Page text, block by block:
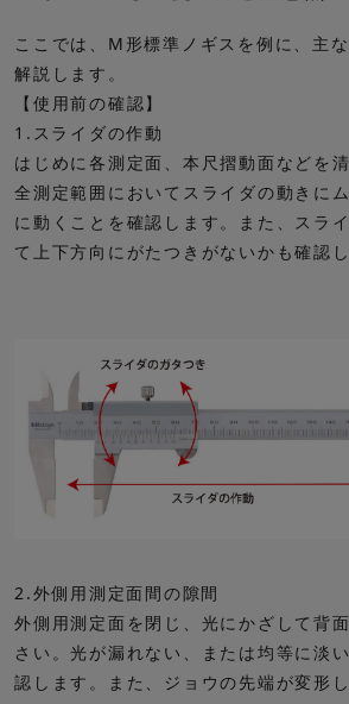
ここでは、M形標準ノギスを例に、主
解説します。
【使用前の確認】
1.スライダの作動
はじめに各測定面、本尺摺動面などを
全測定範囲においてスライダの動きに
に動くことを確認します。また、スラ
て上下方向にがたつきがないかも確認し
2.外側用測定面間の隙間
外側用測定面を閉じ、光にかざして背
さい。光が漏れない、または均等に淡
認します。また、ジョウの先端が変形